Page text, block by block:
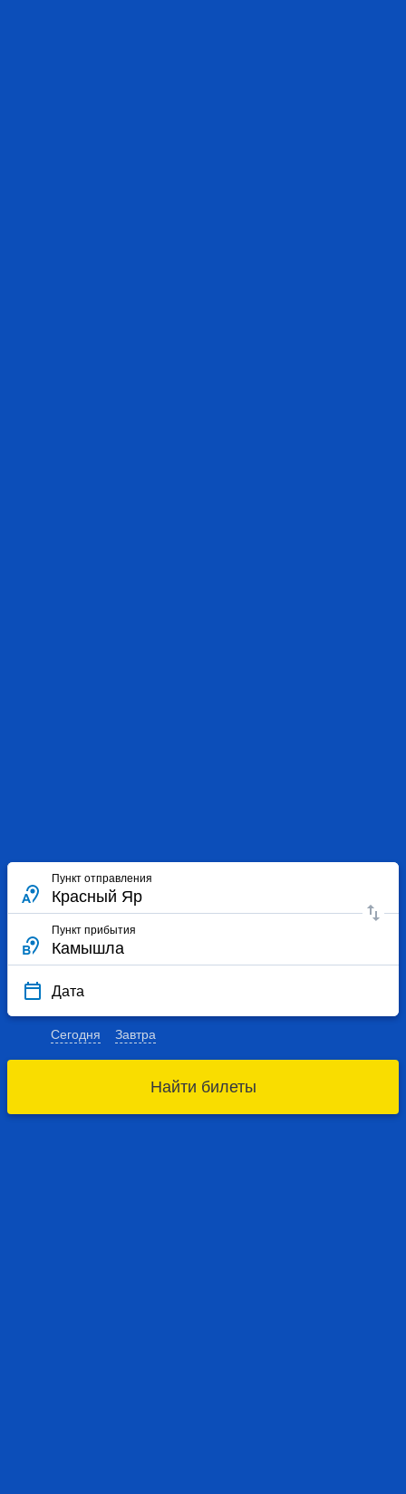
Пункт отправления
Пункт прибытия
Дата
Сегодня Завтра
Найти билеты